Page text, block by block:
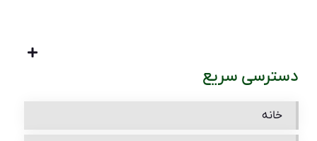
دسترسی سریع
خانه